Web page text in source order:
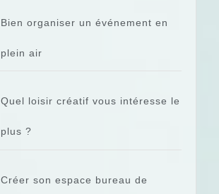
Bien organiser un événement en
plein air
Quel loisir créatif vous intéresse le
plus ?
Créer son espace bureau de